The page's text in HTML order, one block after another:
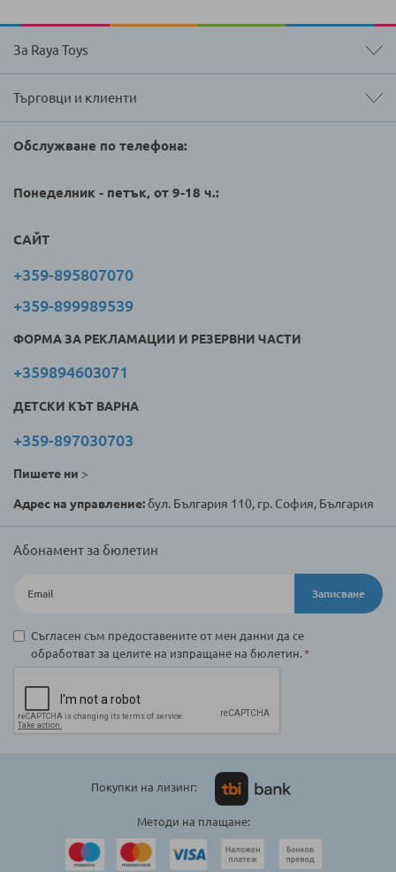
За Raya Toys
Търговци и клиенти
Обслужване по телефона:
Понеделник - петък, от 9-18 ч.:
САЙТ
+359-895807070
+359-899989539
ФОРМА ЗА РЕКЛАМАЦИИ И РЕЗЕРВНИ ЧАСТИ
+359894603071
ДЕТСКИ КЪТ ВАРНА
+359-897030703
Пишете ни >
Адрес на управление:бул. България 110, гр. София, България
Абонамент за бюлетин
Записване
Съгласен съм предоставените от мен данни да се
обработват за целите на изпращане на бюлетин.
Покупки на лизинг:
Методи на плащане: